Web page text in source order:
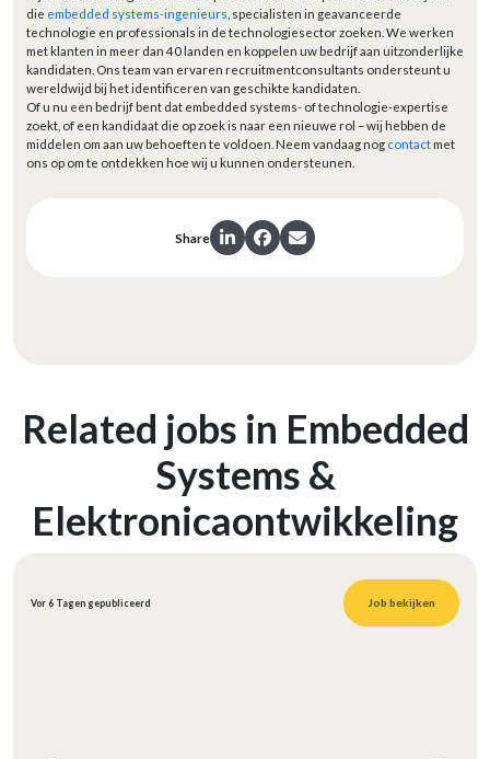
die embedded systems-ingenieurs , specialisten in geavanceerde
technologie en professionals in de technologiesector zoeken. We werken
met klanten in meer dan 40 landen en koppelen uw bedrijf aan uitzonderlijke
kandidaten. Ons team van ervaren recruitmentconsultants ondersteunt u
wereldwijd bij het identificeren van geschikte kandidaten.
Of u nu een bedrijf bent dat embedded systems- of technologie-expertise
zoekt, of een kandidaat die op zoek is naar een nieuwe rol – wij hebben de
middelen om aan uw behoeften te voldoen. Neem vandaag nog contactmet
ons op om te ontdekken hoe wij u kunnen ondersteunen.
Share
Related jobs in Embedded
Systems &
Elektronicaontwikkeling
Vor 6 Tagen gepubliceerd Job bekijken